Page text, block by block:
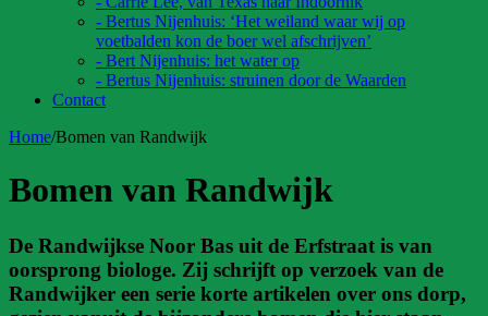
- Bertus Nijenhuis: ‘Het weiland waar wij op
voetbalden kon de boer wel afschrijven’
- Bert Nijenhuis: het water op
- Bertus Nijenhuis: struinen door de Waarden
Contact
Home/Bomen van Randwijk
Bomen van Randwijk
De Randwijkse Noor Bas uit de Erfstraat is van
oorsprong biologe. Zij schrijft op verzoek van de
Randwijker een serie korte artikelen over ons dorp,